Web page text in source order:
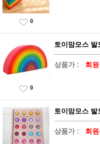
0
토이맘모스
상품가 : 회원
0
토이맘모스
상품가 : 회원